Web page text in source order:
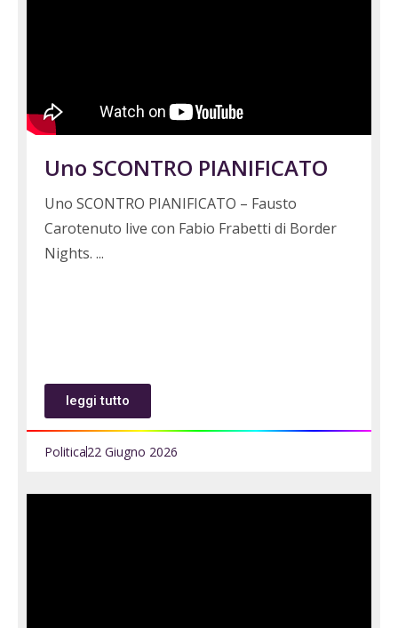
Uno SCONTRO PIANIFICATO
Uno SCONTRO PIANIFICATO – Fausto
Carotenuto live con Fabio Frabetti di Border
Nights.
leggi tutto
Politica22 Giugno 2026